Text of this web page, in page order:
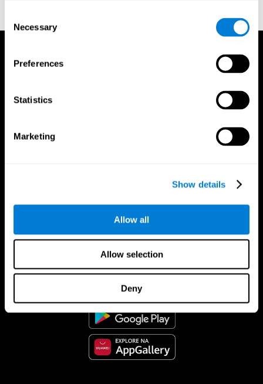
Selection
Necessary
Preferences
Statistics
Marketing
Show details
Allow all
Allow selection
Deny
CogniFit Aplicação